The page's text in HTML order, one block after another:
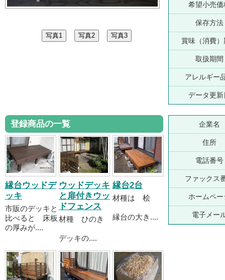
希望小売価
保存方法
賞味（消費）
取扱期間
アレルギー
データ更新
登録商品の一覧
縁台ウッドデ
ッキ
市販のデッキと
比べると 床板
の厚みが....
ウッドデッキ
と扉付きウッ
ドフェンス
材種 ひのき
デッキの....
縁台2台
材種は 桧
縁台の大き....
企業名
住所
電話番号
ファックス
ホームペー
電子メー